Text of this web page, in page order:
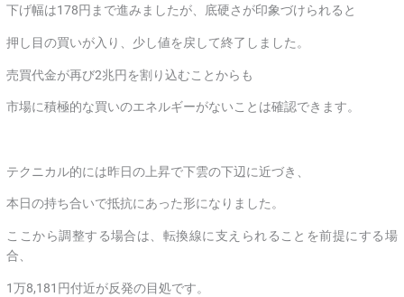
下げ幅は178円まで進みましたが、底硬さが印象づけられると
押し目の買いが入り、少し値を戻して終了しました。
売買代金が再び2兆円を割り込むことからも
市場に積極的な買いのエネルギーがないことは確認できます。
テクニカル的には昨日の上昇で下雲の下辺に近づき、
本日の持ち合いで抵抗にあった形になりました。
ここから調整する場合は、転換線に支えられることを前提にする場
合、
1万8,181円付近が反発の目処です。